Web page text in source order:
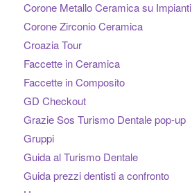
Corone Metallo Ceramica su Impianti
Corone Zirconio Ceramica
Croazia Tour
Faccette in Ceramica
Faccette in Composito
GD Checkout
Grazie Sos Turismo Dentale pop-up
Gruppi
Guida al Turismo Dentale
Guida prezzi dentisti a confronto